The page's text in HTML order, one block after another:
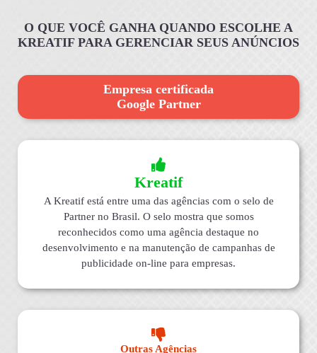
O QUE VOCÊ GANHA QUANDO ESCOLHE A
KREATIF PARA GERENCIAR SEUS ANÚNCIOS
Empresa certificada
Google Partner
Kreatif
A Kreatif está entre uma das agências com o selo de
Partner no Brasil. O selo mostra que somos
reconhecidos como uma agência destaque no
desenvolvimento e na manutenção de campanhas de
publicidade on-line para empresas.
Outras Agências